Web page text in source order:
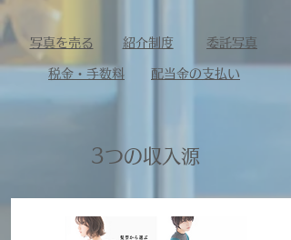
写真を売る 紹介制度 委託写真
税金・手数料 配当金の支払い
3つの収入源